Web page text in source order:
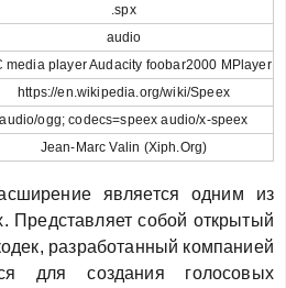
.spx
audio
media player Audacity foobar2000 MPlayer
https://en.wikipedia.org/wiki/Speex
audio/ogg; codecs=speex audio/x-speex
Jean-Marc Valin (Xiph.Org)
является одним из
Представляет собой открытый
разработанный компанией
для создания голосовых